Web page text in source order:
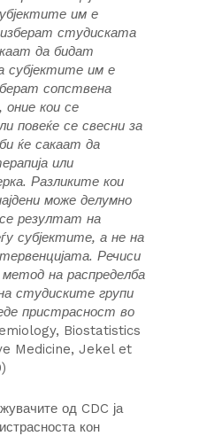
им е
изберат студиската
да бидат
субјектите им е
сопствена
оние кои се
повеќе се свесни за
ќе сакаат да
или
Разликите кои
може делумно
резултат на
субјектите, а не на
Речиси
метод на распределба
студиските групи
пристрасност во
Biostatistics
Medicine, Jekel et
од CDC ја
кон